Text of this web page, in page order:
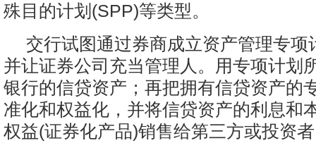
殊目的计划(SPP)等类型。
交行试图通过券商成立资产管理专项
并让证券公司充当管理人。用专项计划
银行的信贷资产；再把拥有信贷资产的
准化和权益化，并将信贷资产的利息和
权益(证券化产品)销售给第三方或投资